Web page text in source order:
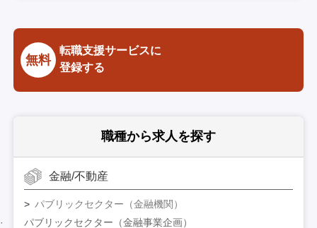
無料
転職支援サービスに
登録する
職種から求人を探す
金融/不動産
パブリックセクター（金融機関）
パブリックセクター（金融事業企画）